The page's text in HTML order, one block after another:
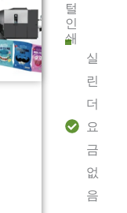
털
인
쇄
실
린
더
요
금
없
음